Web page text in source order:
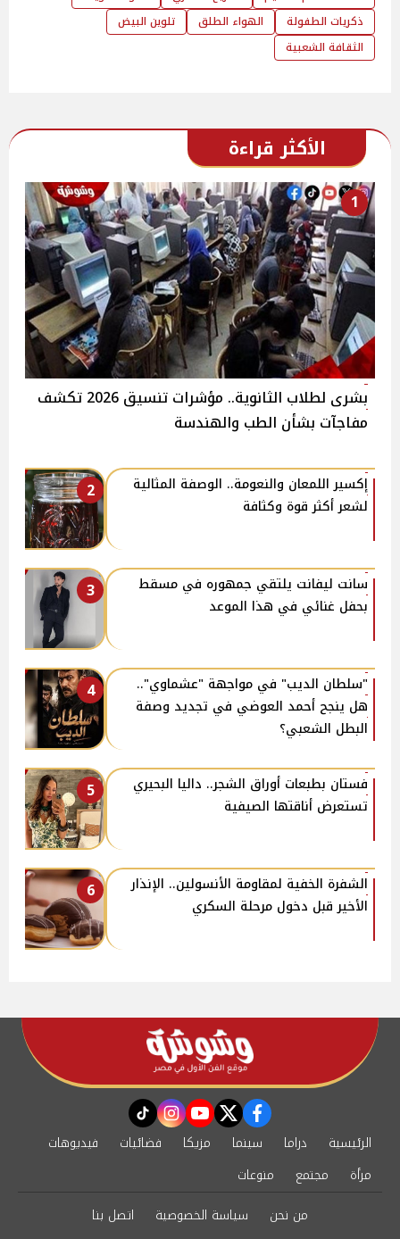
ذكريات الطفولة
الهواء الطلق
تلوين البيض
الثقافة الشعبية
الأكثر قراءة
1
بشرى لطلاب الثانوية.. مؤشرات تنسيق 2026 تكشف
مفاجآت بشأن الطب والهندسة
2
إكسير اللمعان والنعومة.. الوصفة المثالية
لشعر أكثر قوة وكثافة
3
سانت ليفانت يلتقي جمهوره في مسقط
بحفل غنائي في هذا الموعد
4
"سلطان الديب" في مواجهة "عشماوي"..
هل ينجح أحمد العوضي في تجديد وصفة
البطل الشعبي؟
5
فستان بطبعات أوراق الشجر.. داليا البحيري
تستعرض أناقتها الصيفية
6
الشفرة الخفية لمقاومة الأنسولين.. الإنذار
الأخير قبل دخول مرحلة السكري
facebook
twitter
youtube
instagram
tiktok
الرئيسية دراما سينما مزيكا فضائيات
فيديوهات
مرأة
مجتمع
منوعات
من نحن
سياسة الخصوصية اتصل بنا